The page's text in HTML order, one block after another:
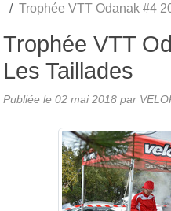
Trophée VTT Odanak #4
Trophée VTT
Les Taillades
Publiée le 02 mai 2018 par